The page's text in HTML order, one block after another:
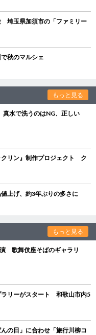
埼玉県加須市の「ファミリー
秋のマルシェ
もっと見る
水で洗うのはNG、正しい
クリン』制作プロジェクト ク
上げ、約3年ぶりの多さに
もっと見る
歌舞伎座そばのギャラリ
ラリーがスタート 和歌山市内5
の日」に合わせ「旅行川柳コ